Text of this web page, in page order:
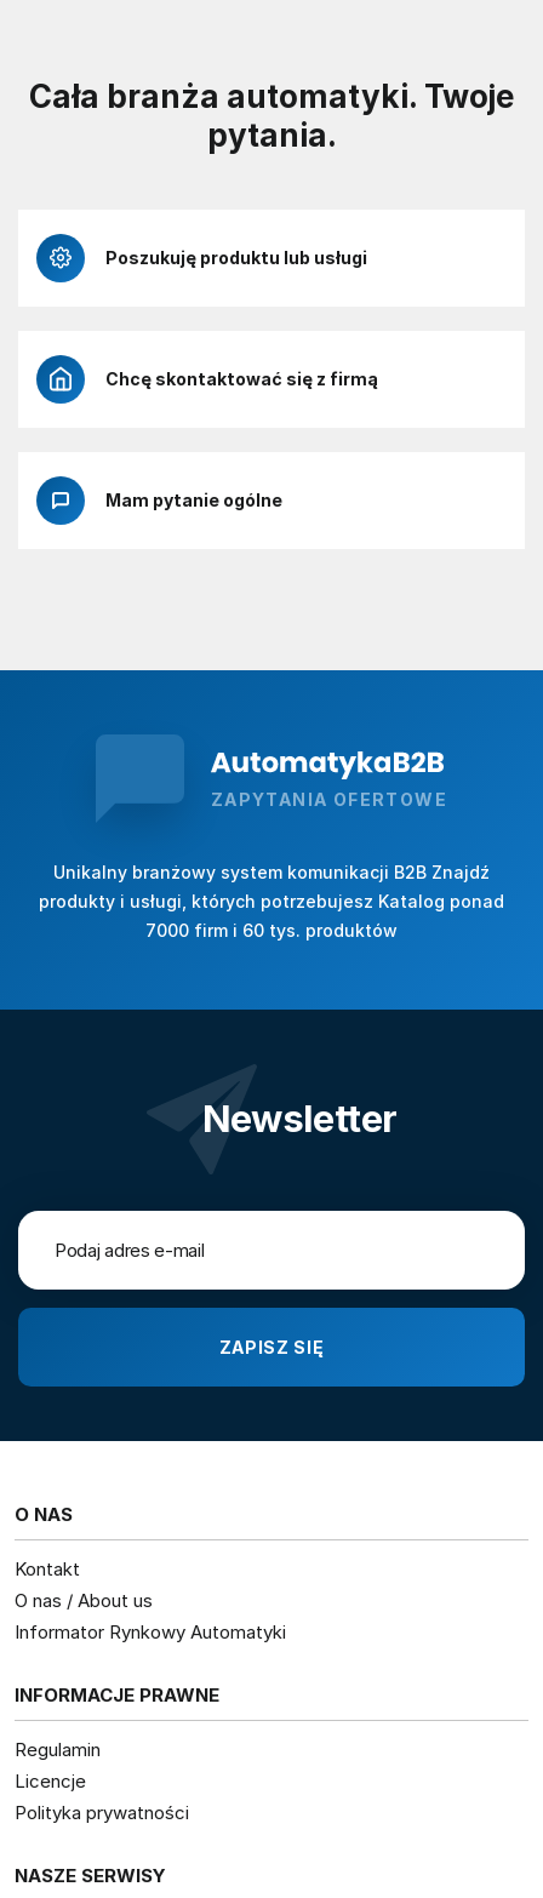
Cała branża automatyki. Twoje
pytania.
Poszukuję produktu lub usługi
Chcę skontaktować się z firmą
Mam pytanie ogólne
ZAPYTANIA OFERTOWE
Unikalny branżowy system komunikacji B2B Znajdź
produkty i usługi, których potrzebujesz Katalog ponad
7000 firm i 60 tys. produktów
Newsletter
O NAS
Kontakt
O nas / About us
Informator Rynkowy Automatyki
INFORMACJE PRAWNE
Regulamin
Licencje
Polityka prywatności
NASZE SERWISY